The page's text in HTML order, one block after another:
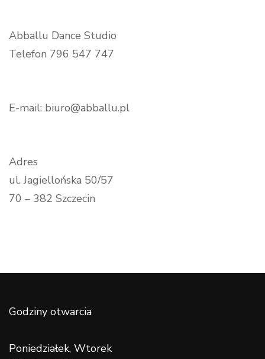
Abballu Dance Studio
Telefon 796 547 747
E-mail: biuro@abballu.pl
Adres
ul. Jagiellońska 50/57
70 – 382 Szczecin
Godziny otwarcia
Poniedziałek, Wtorek